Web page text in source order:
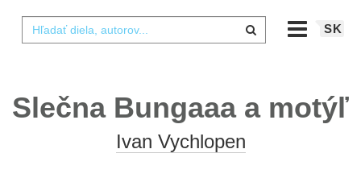
SK
Slečna Bungaaa a motýľ
Ivan Vychlopen